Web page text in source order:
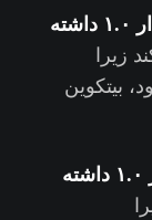
اگر معیار aSOPR در روند صعودی مقدار ۱.۰ داشته
زیرا
بیتکوین
اگر معیار aSOPR در روند نزولی مقدار ۱.۰ داشته